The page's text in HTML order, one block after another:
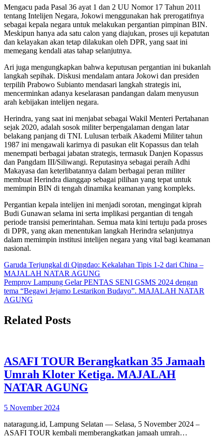
Mengacu pada Pasal 36 ayat 1 dan 2 UU Nomor 17 Tahun 2011
tentang Intelijen Negara, Jokowi menggunakan hak prerogatifnya
sebagai kepala negara untuk melakukan pergantian pimpinan BIN.
Meskipun hanya ada satu calon yang diajukan, proses uji kepatutan
dan kelayakan akan tetap dilakukan oleh DPR, yang saat ini
memegang kendali atas tahap selanjutnya.
Ari juga mengungkapkan bahwa keputusan pergantian ini bukanlah
langkah sepihak. Diskusi mendalam antara Jokowi dan presiden
terpilih Prabowo Subianto mendasari langkah strategis ini,
mencerminkan adanya keselarasan pandangan dalam menyusun
arah kebijakan intelijen negara.
Herindra, yang saat ini menjabat sebagai Wakil Menteri Pertahanan
sejak 2020, adalah sosok militer berpengalaman dengan latar
belakang panjang di TNI. Lulusan terbaik Akademi Militer tahun
1987 ini mengawali karirnya di pasukan elit Kopassus dan telah
menempati berbagai jabatan strategis, termasuk Danjen Kopassus
dan Pangdam III/Siliwangi. Reputasinya sebagai peraih Adhi
Makayasa dan keterlibatannya dalam berbagai peran militer
membuat Herindra dianggap sebagai pilihan yang tepat untuk
memimpin BIN di tengah dinamika keamanan yang kompleks.
Pergantian kepala intelijen ini menjadi sorotan, mengingat kiprah
Budi Gunawan selama ini serta implikasi pergantian di tengah
periode transisi pemerintahan. Semua mata kini tertuju pada proses
di DPR, yang akan menentukan langkah Herindra selanjutnya
dalam memimpin institusi intelijen negara yang vital bagi keamanan
nasional.
Navigasi
pos
Garuda Terjungkal di Qingdao: Kekalahan Tipis 1-2 dari China –
MAJALAH NATAR AGUNG
Pemprov Lampung Gelar PENTAS SENI GSMS 2024 dengan
tema “Begawi Jejamo Lestarikon Budayo”. MAJALAH NATAR
AGUNG
Related Posts
ASAFI TOUR Berangkatkan 35 Jamaah
Umrah Kloter Ketiga. MAJALAH
NATAR AGUNG
5 November 2024
nataragung.id, Lampung Selatan — Selasa, 5 November 2024 –
ASAFI TOUR kembali memberangkatkan jamaah umrah…